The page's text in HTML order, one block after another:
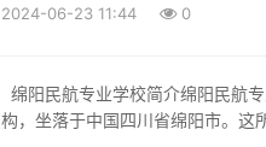
2024-06-23 11:44 0
构，坐落于中国四川省绵阳市。这